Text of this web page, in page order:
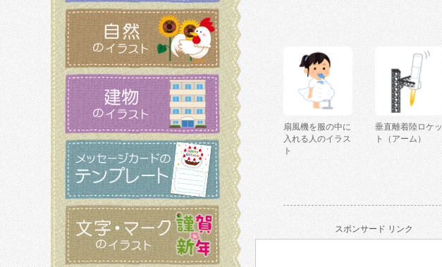
扇風機を服の中に
入れる人のイラス
ト
垂直離着陸ロケッ
ト（アーム）
スポンサード リンク